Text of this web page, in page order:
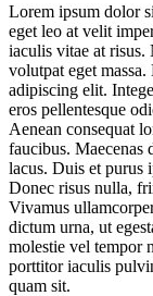
Lorem ipsum dolor
eget leo at velit
iaculis vitae at risus.
volutpat eget
adipiscing elit.
eros pellentesque
Aenean consequat
faucibus. Maecenas
lacus. Duis et purus
Donec risus nulla,
Vivamus
dictum urna, ut
molestie vel tempor
porttitor iaculis
quam sit.